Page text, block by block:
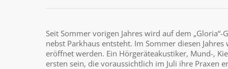
Seit Sommer vorigen Jahres wird auf dem
nebst Parkhaus entsteht. Im Sommer diesen
eröffnet werden. Ein Hörgeräteakustiker, Mund-,
ersten sein, die voraussichtlich im Juli ihre Praxen